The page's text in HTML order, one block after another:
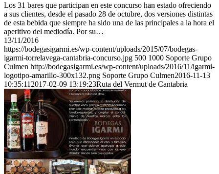
Los 31 bares que participan en este concurso han estado ofreciendo
a sus clientes, desde el pasado 28 de octubre, dos versiones distintas
de esta bebida que siempre ha sido una de las principales a la hora el
aperitivo del mediodía. Por su…
13/11/2016
https://bodegasigarmi.es/wp-content/uploads/2015/07/bodegas-
igarmi-torrelavega-cantabria-concurso.jpg 500 1000 Soporte Grupo
Culmen http://bodegasigarmi.es/wp-content/uploads/2016/11/igarmi-
logotipo-amarillo-300x132.png Soporte Grupo Culmen2016-11-13
10:35:11 2017-02-09 13:19:23Ruta del Vermut de Cantabria